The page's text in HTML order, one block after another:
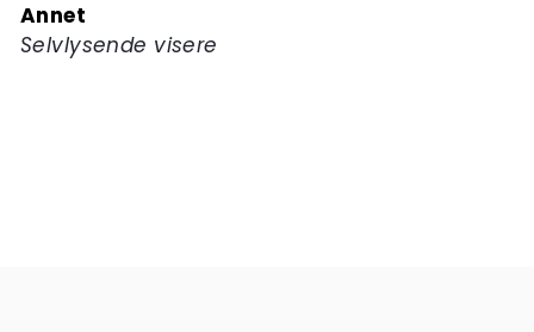
Annet
Selvlysende visere